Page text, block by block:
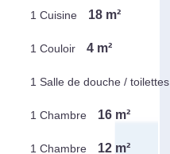
1 Cuisine 18 m²
1 Couloir 4 m²
1 Salle de douche / toilettes
1 Chambre 16 m²
1 Chambre 12 m²